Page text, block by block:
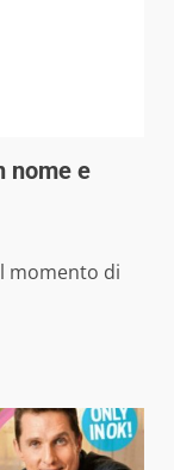
nome e
momento di